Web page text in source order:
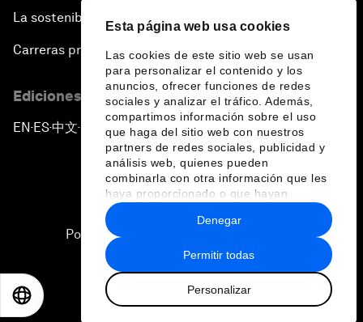
Esta página web usa cookies
Las cookies de este sitio web se usan
para personalizar el contenido y los
anuncios, ofrecer funciones de redes
sociales y analizar el tráfico. Además,
compartimos información sobre el uso
que haga del sitio web con nuestros
partners de redes sociales, publicidad y
análisis web, quienes pueden
combinarla con otra información que les
haya proporcionado o que hayan
recopilado a partir del uso que haya
hecho de sus servicios.
Permitir todas
Personalizar
Denegar
La sostenibilidad en el Foro
Carreras profesionales
Ediciones en otros idiomas
EN ▪ES▪中文▪ 日本語
Política de privacidad y normas de uso
Sitemap
2026 Foro Económico Mundial